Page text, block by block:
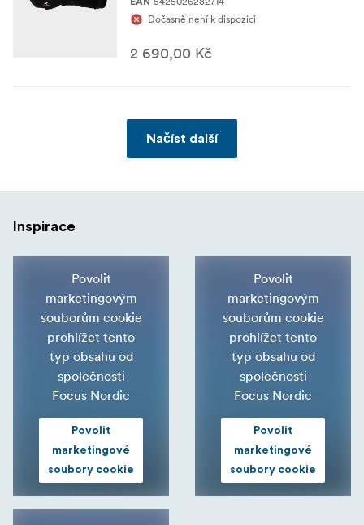
Dočasně není k dispozici
2 690,00 Kč
Načíst další
Inspirace
Povolit
marketingovým
souborům cookie
prohlížet tento
typ obsahu od
společnosti
Focus Nordic
Povolit
marketingové
soubory cookie
Povolit
marketingovým
souborům cookie
prohlížet tento
typ obsahu od
společnosti
Focus Nordic
Povolit
marketingové
soubory cookie